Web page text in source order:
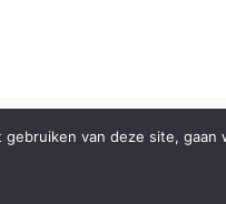
van deze site,